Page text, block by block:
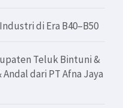
di Era B40–B50
Teluk Bintuni &
dari PT Afna Jaya